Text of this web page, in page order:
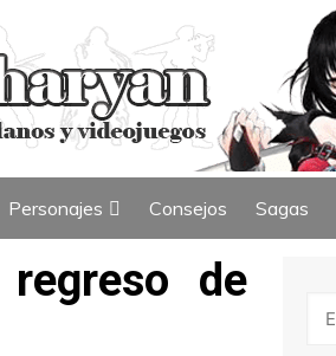
Personajes Consejos Sagas
de